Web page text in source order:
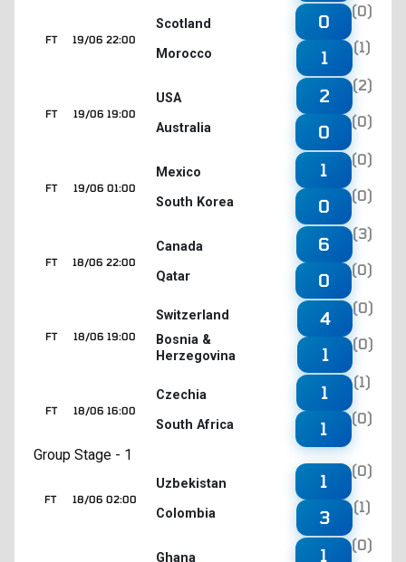
19/06 22:00
FT
Scotland
Morocco
0
(0)
1
(1)
19/06 19:00
FT
USA
Australia
2
(2)
0
(0)
19/06 01:00
FT
Mexico
South Korea
1
(0)
0
(0)
18/06 22:00
FT
Canada
Qatar
6
(3)
0
(0)
18/06 19:00
FT
Switzerland
Bosnia &
Herzegovina
4
(0)
1
(0)
18/06 16:00
FT
Czechia
South Africa
1
(1)
1
(0)
Group Stage - 1
18/06 02:00
FT
Uzbekistan
Colombia
1
(0)
3
(1)
Ghana 1
(0)